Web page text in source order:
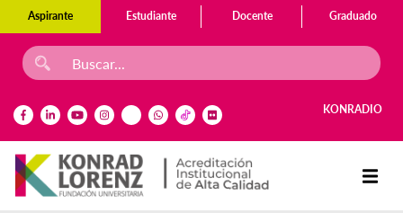
Aspirante Estudiante Docente Graduado
KONRADIO